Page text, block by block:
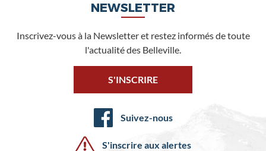
NEWSLETTER
Inscrivez-vous à la Newsletter et restez informés de toute
l'actualité des Belleville.
S'INSCRIRE
Suivez-nous
S'inscrire aux alertes